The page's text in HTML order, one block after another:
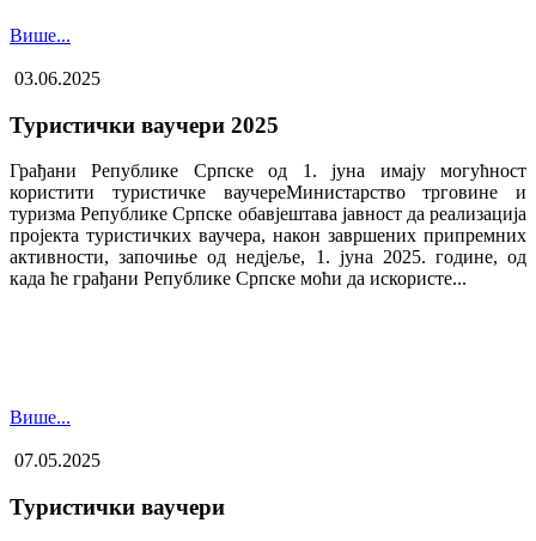
Више...
03.06.2025
Туристички ваучери 2025
Грађани Републике Српске од 1. јуна имају могућност
користити туристичке ваучере​Министарство трговине и
туризма Републике Српске обавјештава јавност да реализација
пројекта туристичких ваучера, након завршених припремних
активности, започиње од недјеље, 1. јуна 2025. године, од
када ће грађани Републике Српске моћи да искористе...
Више...
07.05.2025
Туристички ваучери